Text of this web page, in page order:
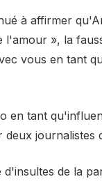
à affirmer
l'amour », la
vous en tant
en tant
journalistes
d'insultes de la